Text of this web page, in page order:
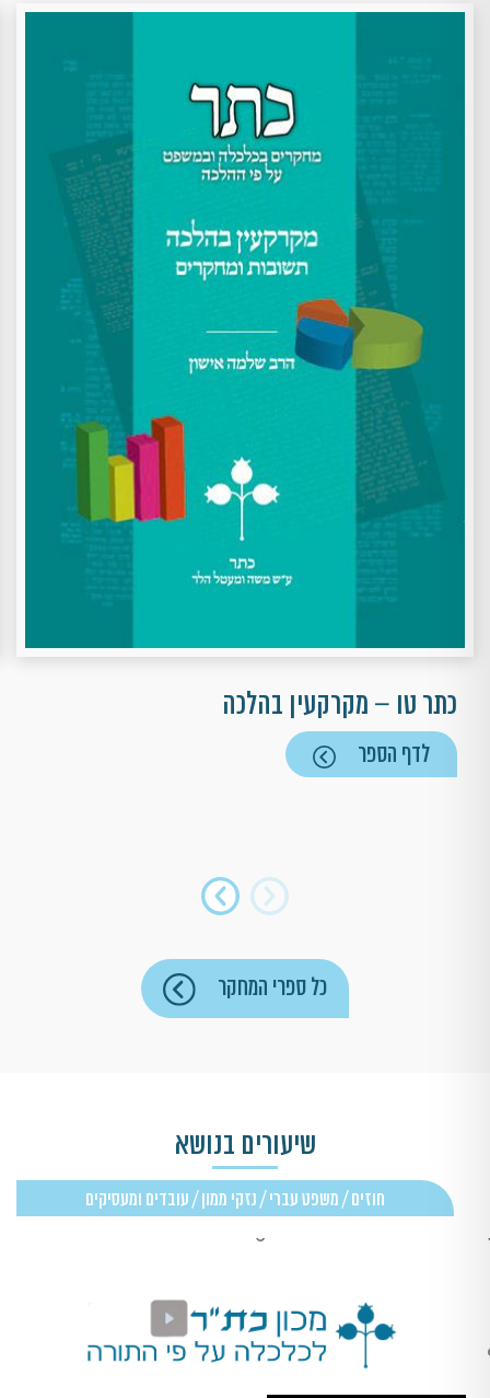
כתר טו – מקרקעין בהלכה
לדף הספר
כל ספרי המחקר
שיעורים בנושא
חוזים / משפט עברי / נזקי ממון / עובדים ומעסיקים